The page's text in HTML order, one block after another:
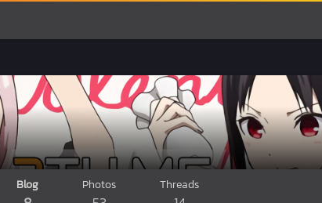
Blog Photos Threads